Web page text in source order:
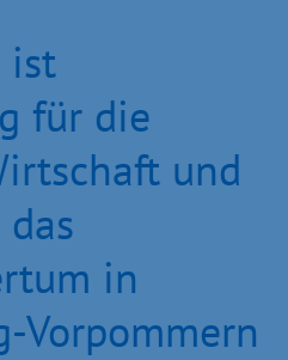
ist
für die
und
in
Vorpommern